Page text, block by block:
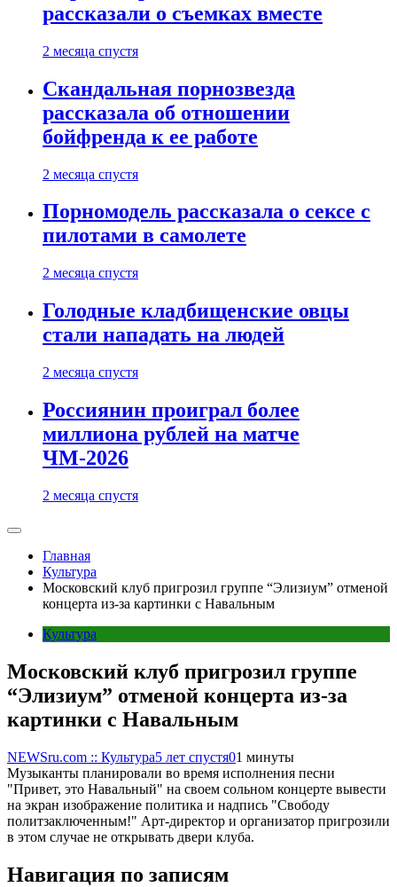
рассказали о съемках вместе
2 месяца спустя
Скандальная порнозвезда
рассказала об отношении
бойфренда к ее работе
2 месяца спустя
Порномодель рассказала о сексе с
пилотами в самолете
2 месяца спустя
Голодные кладбищенские овцы
стали нападать на людей
2 месяца спустя
Россиянин проиграл более
миллиона рублей на матче
ЧМ-2026
2 месяца спустя
Главная
Культура
Московский клуб пригрозил группе “Элизиум” отменой
концерта из-за картинки с Навальным
Культура
Московский клуб пригрозил группе
“Элизиум” отменой концерта из-за
картинки с Навальным
NEWSru.com :: Культура5 лет спустя01 минуты
Музыканты планировали во время исполнения песни
"Привет, это Навальный" на своем сольном концерте вывести
на экран изображение политика и надпись "Свободу
политзаключенным!" Арт-директор и организатор пригрозили
в этом случае не открывать двери клуба.
Навигация по записям